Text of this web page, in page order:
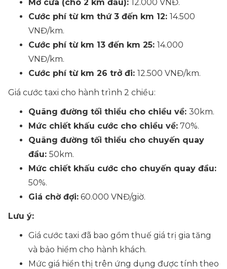
Mở cửa (cho 2 km đầu):
12.000 VNĐ.
Cước phí từ km thứ 3 đến km 12: 14.500
VNĐ/km.
Cước phí từ km 13 đến km 25: 14.000
VNĐ/km.
Cước phí từ km 26 trở đi: 12.500 VNĐ/km.
Giá cước taxi cho hành trình 2 chiều:
Quãng đường tối thiểu cho chiều về: 30km.
Mức chiết khấu cước cho chiều về: 70%.
Quãng đường tối thiểu cho chuyến quay
đầu: 50km.
Mức chiết khấu cước cho chuyến quay đầu:
50%.
Giá chờ đợi: 60.000 VNĐ/giờ.
Lưu ý:
Giá cước taxi đã bao gồm thuế giá trị gia tăng
và bảo hiểm cho hành khách.
Mức giá hiển thị trên ứng dụng được tính theo